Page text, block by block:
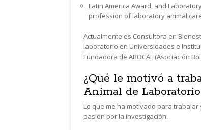
Latin America Award, and
profession of laboratory animal
Actualmente es Consultora en
laboratorio en Universidades e
Fundadora de ABOCAL (Asociación
¿Qué le motivó a
Animal de
Lo que me ha motivado para trabajar
pasión por la investigación.